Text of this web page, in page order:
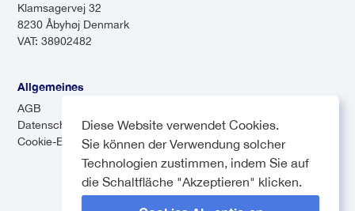
Diese Website verwendet Cookies.
Sie können der Verwendung solcher
Technologien zustimmen, indem Sie auf
die Schaltfläche "Akzeptieren" klicken.
Klamsagervej 32
8230 Åbyhøj Denmark
VAT: 38902482
Allgemeines
AGB
Datenschutz-Bestimmungen
Cookie-Einstellungen